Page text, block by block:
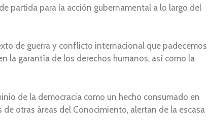
partida para la acción gubernamental a lo largo del
de guerra y conflicto internacional que padecemos
la garantía de los derechos humanos, así como la
de la democracia como un hecho consumado en
otras áreas del Conocimiento, alertan de la escasa